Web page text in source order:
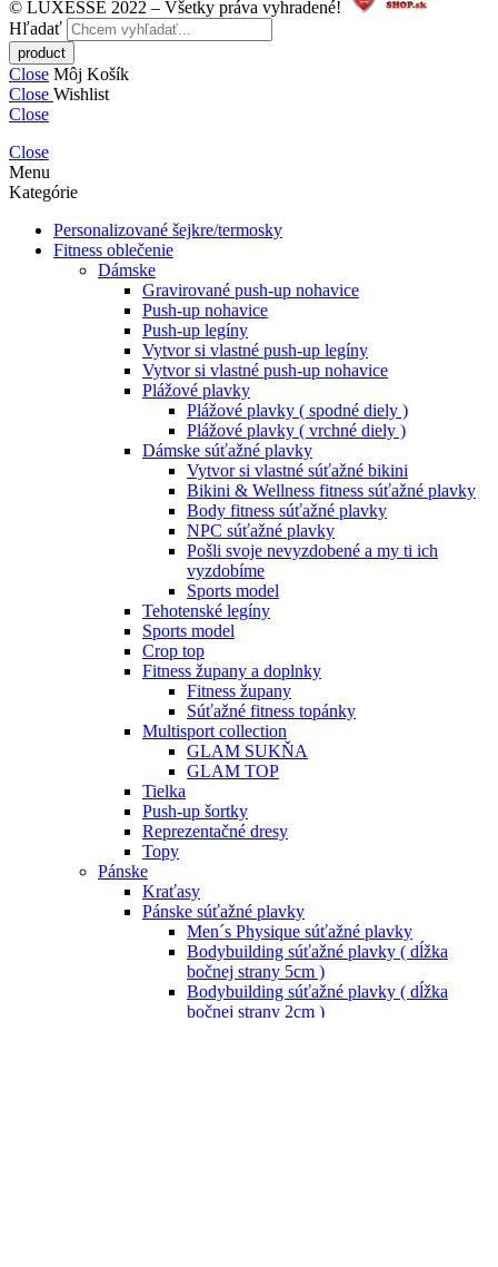
© LUXESSE 2022 – Všetky práva vyhradené!
Hľadať
Close Môj Košík
Close Wishlist
Close
Close
Menu
Kategórie
Personalizované šejkre/termosky
Fitness oblečenie
Dámske
Gravirované push-up nohavice
Push-up nohavice
Push-up legíny
Vytvor si vlastné push-up legíny
Vytvor si vlastné push-up nohavice
Plážové plavky
Plážové plavky ( spodné diely )
Plážové plavky ( vrchné diely )
Dámske súťažné plavky
Vytvor si vlastné súťažné bikini
Bikini & Wellness fitness súťažné plavky
Body fitness súťažné plavky
NPC súťažné plavky
Pošli svoje nevyzdobené a my ti ich
vyzdobíme
Sports model
Tehotenské legíny
Sports model
Crop top
Fitness župany a doplnky
Fitness župany
Súťažné fitness topánky
Multisport collection
GLAM SUKŇA
GLAM TOP
Tielka
Push-up šortky
Reprezentačné dresy
Topy
Pánske
Kraťasy
Pánske súťažné plavky
Men´s Physique súťažné plavky
Bodybuilding súťažné plavky ( dĺžka
bočnej strany 5cm )
Bodybuilding súťažné plavky ( dĺžka
bočnej strany 2cm )